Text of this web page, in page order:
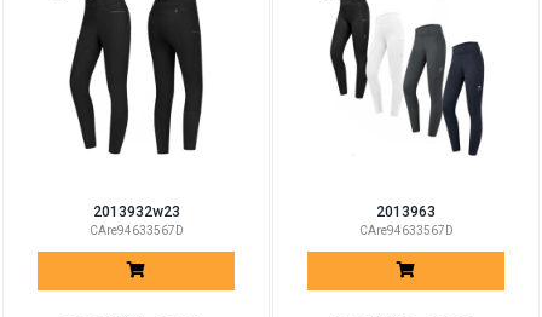
2013932w23
CAre94633567D
2013963
CAre94633567D